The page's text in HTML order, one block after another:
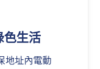
色生活
地址內電動